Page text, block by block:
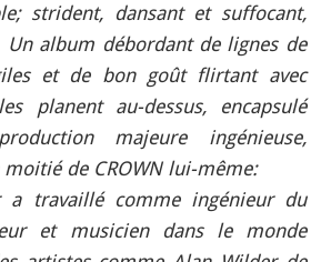
strident, dansant et suffocant,
album débordant de lignes de
et de bon goût flirtant avec
planent au-dessus, encapsulé
majeure ingénieuse,
de CROWN lui-même:
a travaillé comme ingénieur du
et musicien dans le monde